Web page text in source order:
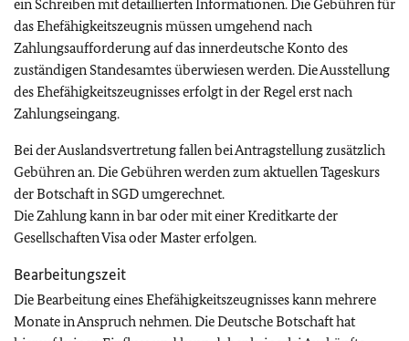
ein Schreiben mit detaillierten Informationen. Die Gebühren für
das Ehefähigkeitszeugnis müssen umgehend nach
Zahlungsaufforderung auf das innerdeutsche Konto des
zuständigen Standesamtes überwiesen werden. Die Ausstellung
des Ehefähigkeitszeugnisses erfolgt in der Regel erst nach
Zahlungseingang.
Bei der Auslandsvertretung fallen bei Antragstellung zusätzlich
Gebühren an. Die Gebühren werden zum aktuellen Tageskurs
der Botschaft in SGD umgerechnet.
Die Zahlung kann in bar oder mit einer Kreditkarte der
Gesellschaften Visa oder Master erfolgen.
Bearbeitungszeit
Die Bearbeitung eines Ehefähigkeitszeugnisses kann mehrere
Monate in Anspruch nehmen. Die Deutsche Botschaft hat